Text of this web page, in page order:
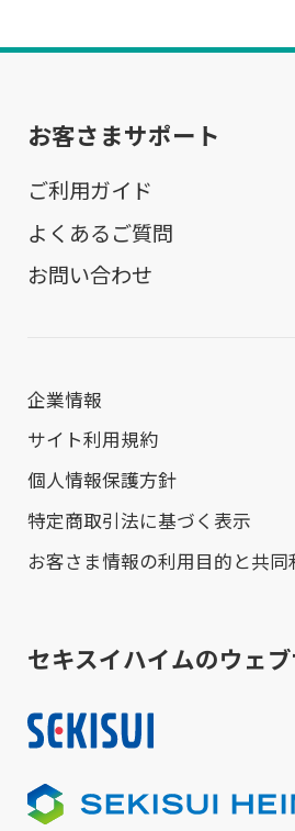
お客さまサポート
ご利用ガイド
よくあるご質問
お問い合わせ
企業情報
サイト利用規約
個人情報保護方針
特定商取引法に基づく表示
お客さま情報の利用目的と共
セキスイハイムのウェ